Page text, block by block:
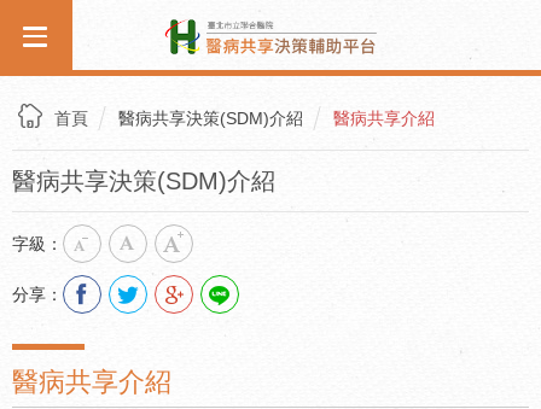
首頁 醫病共享決策(SDM)介紹 醫病共享介紹
醫病共享決策(SDM)介紹
字級：
分享：
醫病共享介紹